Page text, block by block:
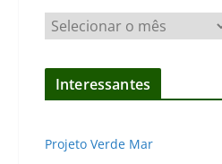
r
q
Interessantes
Projeto Verde Mar